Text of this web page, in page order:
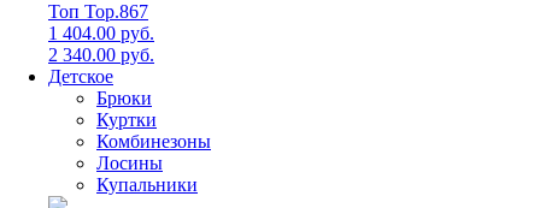
Топ Top.867
1 404.00 руб.
2 340.00 руб.
Детское
Брюки
Куртки
Комбинезоны
Лосины
Купальники